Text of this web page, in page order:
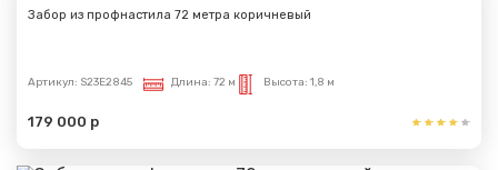
Забор из профнастила 72 метра коричневый
Артикул: S23E2845 Длина: 72 м Высота: 1,8 м
179 000 р